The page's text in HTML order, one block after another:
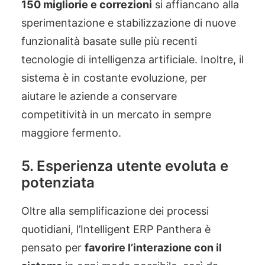
150 migliorie e correzioni si affiancano alla
sperimentazione e stabilizzazione di nuove
funzionalità basate sulle più recenti
tecnologie di intelligenza artificiale. Inoltre, il
sistema è in costante evoluzione, per
aiutare le aziende a conservare
competitività in un mercato in sempre
maggiore fermento.
5. Esperienza utente evoluta e
potenziata
Oltre alla semplificazione dei processi
quotidiani, l’Intelligent ERP Panthera è
pensato per favorire l’interazione con il